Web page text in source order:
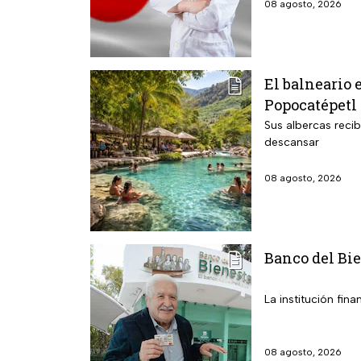
08 agosto, 2026
El balneario
Sus albercas
descansar
08 agosto, 2026
Banco del
La institución
08 agosto, 2026